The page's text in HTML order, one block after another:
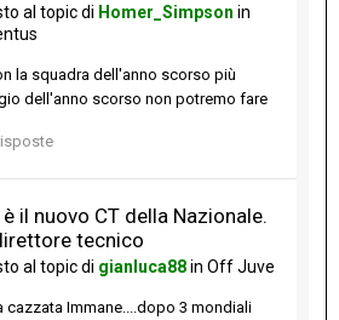
al topic di Homer_Simpson in
la squadra dell'anno scorso più
dell'anno scorso non potremo fare
il nuovo CT della Nazionale.
tecnico
al topic di gianluca88in Off Juve
cazzata Immane....dopo 3 mondiali